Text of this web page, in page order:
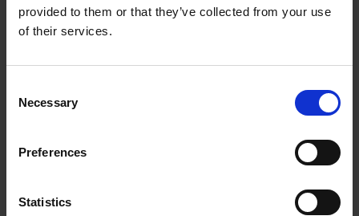
provided to them or that they’ve collected from your use
of their services.
Selection
Necessary
Preferences
Statistics
DISCOS DE FIBRA – ÓXIDO DE ALUMÍNIO
Para inúmeros trabalhos de abrasão na indústria e no
trabalho manual.